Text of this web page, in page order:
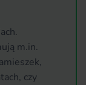
m.in.
czy